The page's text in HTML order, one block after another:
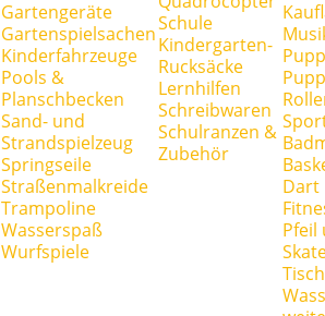
Gartengeräte
Gartenspielsachen
Kinderfahrzeuge
Pools &
Planschbecken
Sand- und
Strandspielzeug
Springseile
Straßenmalkreide
Trampoline
Wasserspaß
Wurfspiele
Schule
Kindergarten-
Rucksäcke
Lernhilfen
Schreibwaren
Schulranzen &
Zubehör
Dart
Pfeil